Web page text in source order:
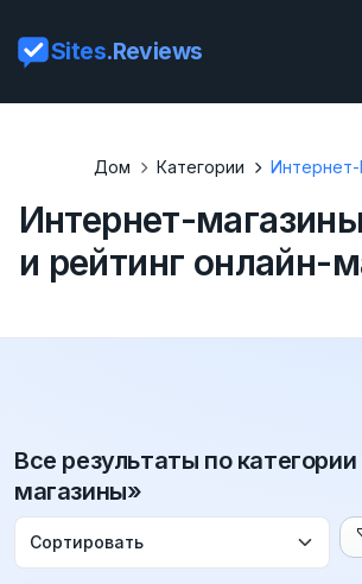
Sites.Reviews
Дом Категории
Интернет-
и рейтинг онлайн-
Все результаты по
магазины»